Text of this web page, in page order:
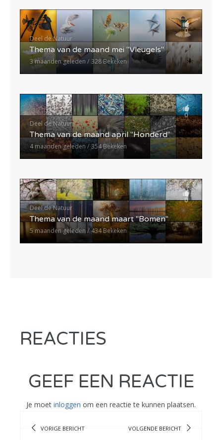
0
Deel de Natuur
Thema van de maand mei "Vleugels"
3 maanden geleden 328 Bekeken
0
Deel de Natuur
Thema van de maand april "Honderd"
4 maanden geleden 354 Bekeken
0
Deel de Natuur
Thema van de maand maart "Bomen"
5 maanden geleden 434 Bekeken
REACTIES
GEEF EEN REACTIE
Je moet inloggen om een reactie te kunnen plaatsen.
VORIGE BERICHT VOLGENDE BERICHT